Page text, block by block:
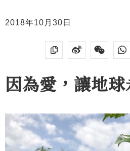
2018年10月30日
因為愛，讓地